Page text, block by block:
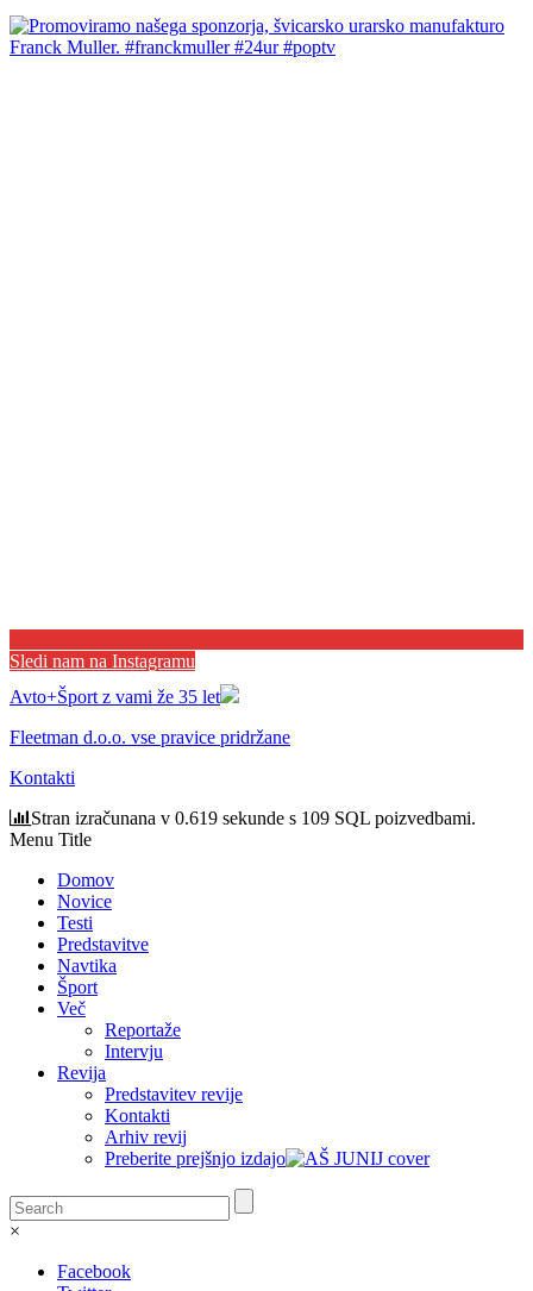
Sledi nam na Instagramu
Avto+Šport z vami že 35 let
Fleetman d.o.o. vse pravice pridržane
Kontakti
Stran izračunana v 0.619 sekunde s 109 SQL poizvedbami.
Menu Title
Domov
Novice
Testi
Predstavitve
Navtika
Šport
Več
Reportaže
Intervju
Revija
Predstavitev revije
Kontakti
Arhiv revij
Preberite prejšnjo izdajo
×
Facebook